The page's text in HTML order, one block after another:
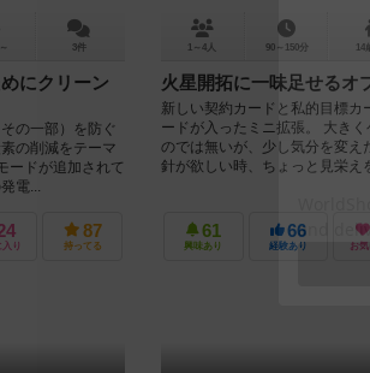
3件
にクリーン
の一部）を防ぐ
の削減をテーマ
ードが追加されて
電...
り
87
持ってる
1～4人 90～150分 14
火星開拓に一味足せるオ
新しい契約カードと私的目標カ
ードが入ったミニ拡張。 大き
のでは無いが、少し気分を変え
針が欲しい時、ちょっと見栄え
61
興味あり
66
経験あり お気